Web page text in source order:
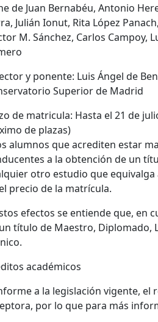
de Juan Bernabéu, Antonio
Julián Ionut, Rita López
M. Sánchez, Carlos Campoy,
y ponente: Luis Ángel de
Superior de Madrid
de matricula: Hasta el 21 de
de plazas)
alumnos que acrediten estar
a la obtención de un
otro estudio que equivalga
precio de la matrícula.
efectos se entiende que, en
título de Maestro, Diplomado,
académicos
a la legislación vigente,
por lo que para más